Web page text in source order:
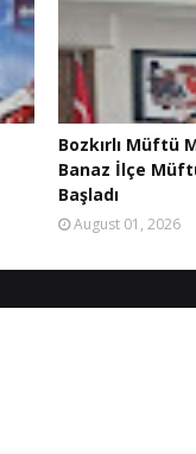
Bozkırlı Müftü
Banaz İlçe
Başladı
August 01, 2026